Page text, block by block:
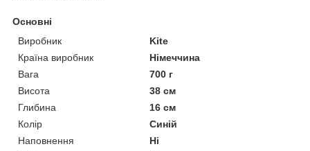
Основні
Виробник
Kite
Країна виробник
Німеччина
Вага
700 г
Висота
38 см
Глибина
16 см
Колір
Синій
Наповнення
Ні